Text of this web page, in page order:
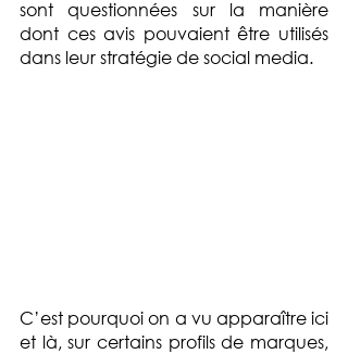
sont questionnées sur la manière
dont ces avis pouvaient être utilisés
dans leur stratégie de social media.
C’est pourquoi on a vu apparaître ici
et là, sur certains profils de marques,